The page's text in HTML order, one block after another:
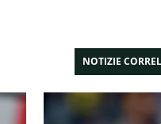
NOTIZIE